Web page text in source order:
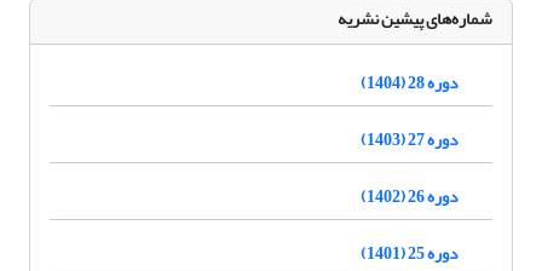
شماره‌های پیشین نشریه
دوره 28 (1404)
دوره 27 (1403)
دوره 26 (1402)
دوره 25 (1401)